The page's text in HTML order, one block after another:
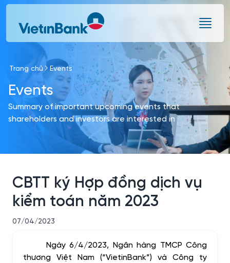
Skip to Main Content
Trang chủ Events
Events
Summary of important upcoming events that
shareholders and investors are interested in
CBTT ký Hợp đồng dịch vụ
kiểm toán năm 2023
07/04/2023
Ngày 6/4/2023, Ngân hàng TMCP Công
thương Việt Nam (“VietinBank”) và Công ty